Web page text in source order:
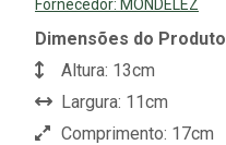
Fornecedor: MONDELEZ
Dimensões do Produto
Altura: 13cm
Largura: 11cm
Comprimento: 17cm